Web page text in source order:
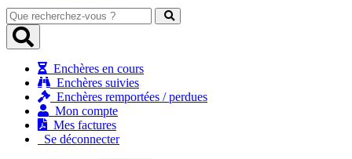
Que
recherchez-
vous
Enchères en cours
Enchères suivies
Enchères remportées / perdues
Mon compte
Mes factures
Se déconnecter